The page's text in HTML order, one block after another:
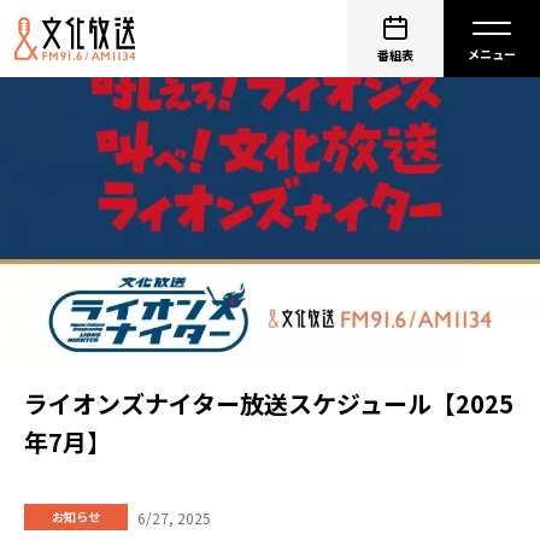
番組表
ライオンズナイター放送スケジュール【2025
年7月】
お知らせ 6/27, 2025